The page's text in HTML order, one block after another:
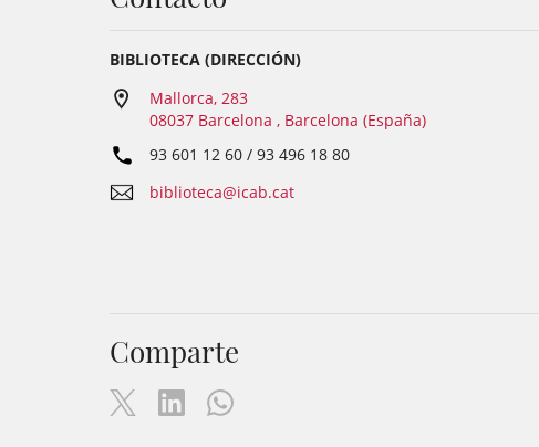
BIBLIOTECA (DIRECCIÓN)
Mallorca, 283
08037 Barcelona , Barcelona (España)
93 601 12 60 / 93 496 18 80
biblioteca@icab.cat
Comparte